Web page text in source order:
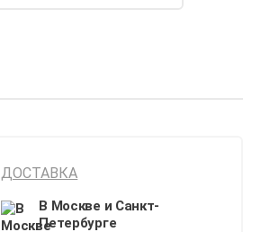
ДОСТАВКА
В Москве и Санкт-
Петербурге